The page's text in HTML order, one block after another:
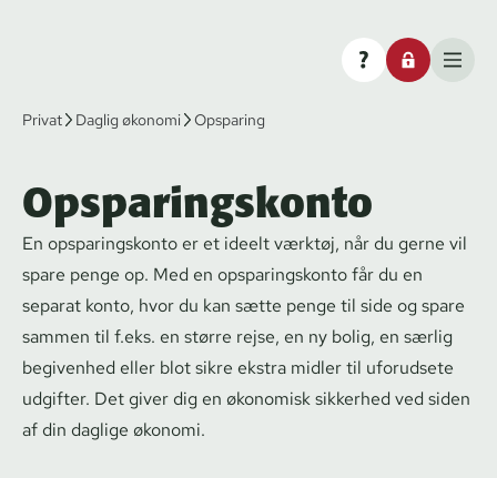
Privat Daglig økonomi Opsparing
Opsparingskonto
En op­spa­rings­kon­to er et ideelt værktøj, når du gerne vil
spare penge op. Med en op­spa­rings­kon­to får du en
separat konto, hvor du kan sætte penge til side og spare
sammen til f.eks. en større rejse, en ny bolig, en særlig
begivenhed eller blot sikre ekstra midler til uforudsete
udgifter. Det giver dig en økonomisk sikkerhed ved siden
af din daglige økonomi.